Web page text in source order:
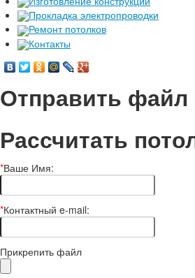
Прокладка электропроводки
Ремонт потолков
Контакты
Отправить файл
Рассчитать
*Ваше Имя:
*Контактный e-mail:
Прикрепить файл